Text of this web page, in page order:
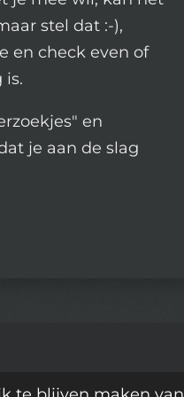
stel dat :-),
en check even of
is.
en
je aan de slag